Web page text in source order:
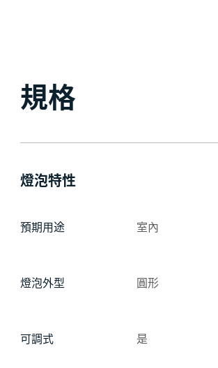
規格
燈泡特性
預期用途 室內
燈泡外型 圓形
可調式 是